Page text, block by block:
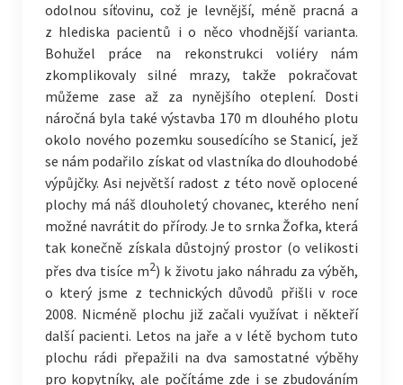
odolnou síťovinu, což je levnější, méně pracná a
z hlediska pacientů i o něco vhodnější varianta.
Bohužel práce na rekonstrukci voliéry nám
zkomplikovaly silné mrazy, takže pokračovat
můžeme zase až za nynějšího oteplení. Dosti
náročná byla také výstavba 170 m dlouhého plotu
okolo nového pozemku sousedícího se Stanicí, jež
se nám podařilo získat od vlastníka do dlouhodobé
výpůjčky. Asi největší radost z této nově oplocené
plochy má náš dlouholetý chovanec, kterého není
možné navrátit do přírody. Je to srnka Žofka, která
tak konečně získala důstojný prostor (o velikosti
přes dva tisíce m2) k životu jako náhradu za výběh,
o který jsme z technických důvodů přišli v roce
2008. Nicméně plochu již začali využívat i někteří
další pacienti. Letos na jaře a v létě bychom tuto
plochu rádi přepažili na dva samostatné výběhy
pro kopytníky, ale počítáme zde i se zbudováním